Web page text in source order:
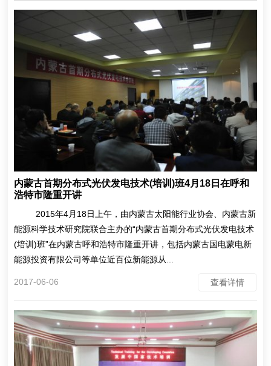
内蒙古首期分布式光伏发电技术(培训)班4月18日在呼和
浩特市隆重开讲
2015年4月18日上午，由内蒙古太阳能行业协会、内蒙古新
能源科学技术研究院联合主办的“内蒙古首期分布式光伏发电技术
(培训)班”在内蒙古呼和浩特市隆重开讲，包括内蒙古国电蒙电新
能源投资有限公司等单位近百位新能源从...
2017-06-06 查看详情